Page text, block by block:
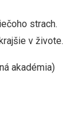
strach.
v živote.
akadémia)